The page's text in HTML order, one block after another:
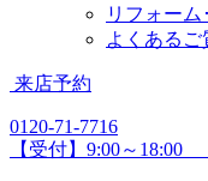
リフォー
よくあるご
来店予約
0120-71-7716
【受付】9:00～18:00